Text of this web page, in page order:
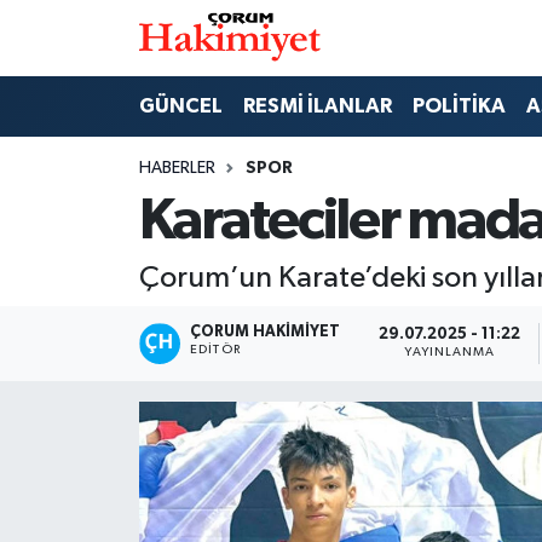
GÜNCEL RESMİ İLANLAR POLİTİKA
HABERLER SPOR
Karateciler
Çorum’un Karate’deki son
ÇORUM HAKIMIYET
EDITÖR
29.07.2025 - 11:22
YAYINLANMA
EKONOMİ
GÜNCEL
AKTÜEL
Nöbetçi Eczaneler
Çorum Namaz Vakitleri
Trafik Durumu
Süper Lig Puan Durumu ve Fikstür
Tüm Manşetler
Son Dakika Haberleri
Haber Arşivi